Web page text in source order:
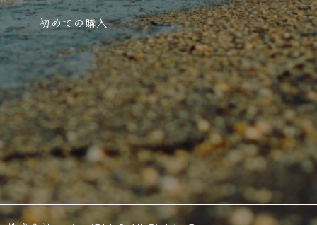
初めての購入